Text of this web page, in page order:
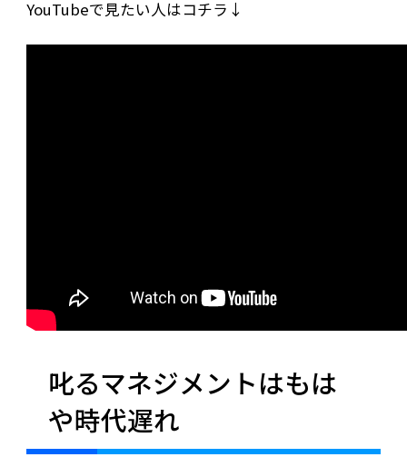
YouTubeで見たい人はコチラ↓
叱るマネジメントはもは
や時代遅れ